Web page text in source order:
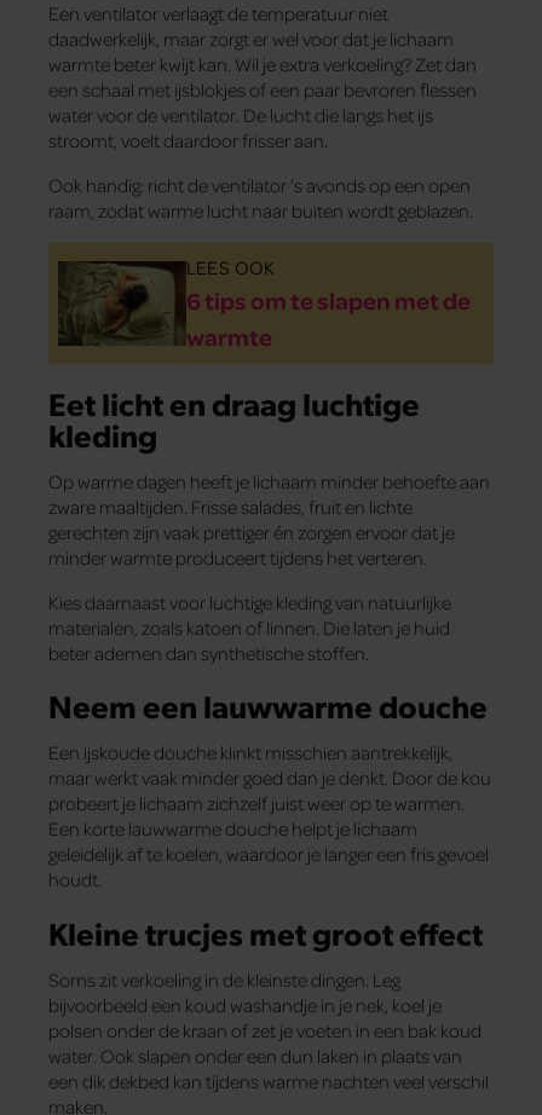
Een ventilator verlaagt de temperatuur niet
daadwerkelijk, maar zorgt er wel voor dat je lichaam
warmte beter kwijt kan. Wil je extra verkoeling? Zet dan
een schaal met ijsblokjes of een paar bevroren flessen
water voor de ventilator. De lucht die langs het ijs
stroomt, voelt daardoor frisser aan.
Ook handig: richt de ventilator ’s avonds op een open
raam, zodat warme lucht naar buiten wordt geblazen.
LEES OOK
6 tips om te slapen met de
warmte
Eet licht en draag luchtige
kleding
Op warme dagen heeft je lichaam minder behoefte aan
zware maaltijden. Frisse salades, fruit en lichte
gerechten zijn vaak prettiger én zorgen ervoor dat je
minder warmte produceert tijdens het verteren.
Kies daarnaast voor luchtige kleding van natuurlijke
materialen, zoals katoen of linnen. Die laten je huid
beter ademen dan synthetische stoffen.
Neem een lauwwarme douche
Een ijskoude douche klinkt misschien aantrekkelijk,
maar werkt vaak minder goed dan je denkt. Door de kou
probeert je lichaam zichzelf juist weer op te warmen.
Een korte lauwwarme douche helpt je lichaam
geleidelijk af te koelen, waardoor je langer een fris gevoel
houdt.
Kleine trucjes met groot effect
Soms zit verkoeling in de kleinste dingen. Leg
bijvoorbeeld een koud washandje in je nek, koel je
polsen onder de kraan of zet je voeten in een bak koud
water. Ook slapen onder een dun laken in plaats van
een dik dekbed kan tijdens warme nachten veel verschil
maken.